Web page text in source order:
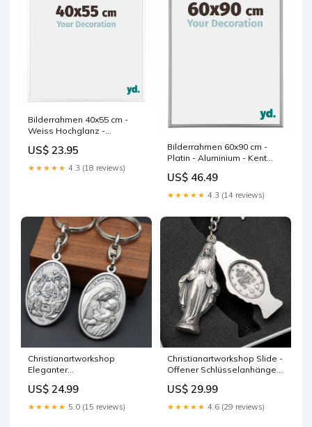
Bilderrahmen 40x55 cm -
Weiss Hochglanz -
Profilhöhe_36 mm
US$ 23.95
★★★★★ 4.3 (18 reviews)
Bilderrahmen 60x90 cm -
Platin - Aluminium - Kent
Bilderrahmen_60x84cm
US$ 46.49
★★★★★ 4.3 (14 reviews)
Christianartworkshop
Eleganter
oxidierter Legierung mit der
Heiligen Dreifaltigkeit und
der Mutter des Guten Rates:
US$ 24.99
★★★★★ 5.0 (15 reviews)
Christianartworkshop Slide -
Offener Schlüsselanhänger
Wundertätiger Medaille:
Erinnerung an die Hingabe
Marias Stil:Wundertätige
US$ 29.99
★★★★★ 4.6 (29 reviews)